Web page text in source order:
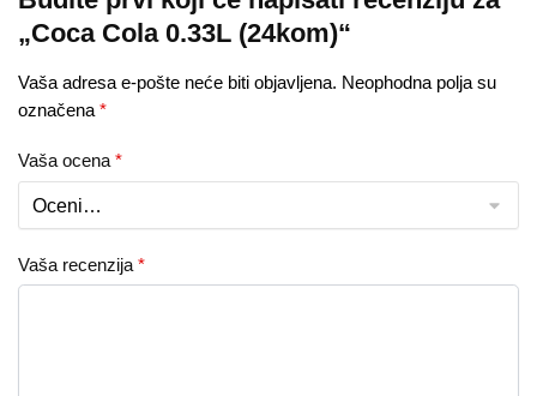
„Coca Cola 0.33L (24kom)“
Vaša adresa e-pošte neće biti objavljena. Neophodna polja su
označena *
Vaša ocena *
Vaša recenzija *